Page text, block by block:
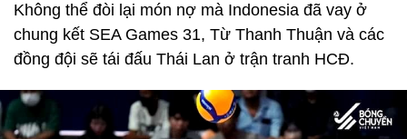
Không thể đòi lại món nợ mà Indonesia đã vay ở
chung kết SEA Games 31, Từ Thanh Thuận và các
đồng đội sẽ tái đấu Thái Lan ở trận tranh HCĐ.